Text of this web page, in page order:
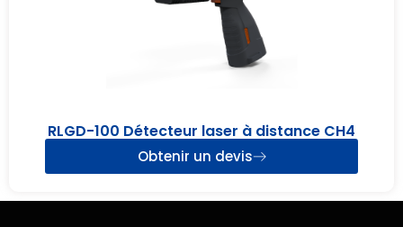
RLGD-100 Détecteur laser à distance CH4
Obtenir un devis